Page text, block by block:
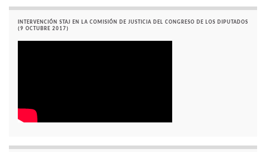
INTERVENCIÓN STAJ EN LA COMISIÓN DE JUSTICIA DEL CONGRESO DE LOS DIPUTADOS
(9 OCTUBRE 2017)